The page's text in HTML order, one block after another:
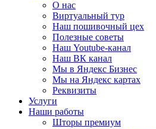
О нас
Виртуальный тур
Наш пошивочный цех
Полезные советы
Наш Youtube-канал
Наш ВК канал
Мы в Яндекс Бизнес
Мы на Яндекс картах
Реквизиты
Услуги
Наши работы
Шторы премиум